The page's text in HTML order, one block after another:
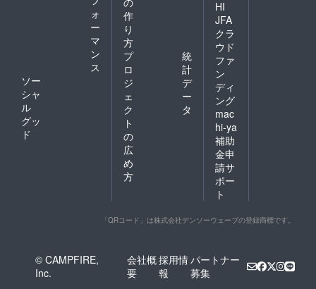
ォ
ー
マ
ン
ス
ソー
シャ
ル
グッ
ド
作
り
方
プ
ロ
ジ
ェ
ク
ト
の
広
め
方
統
計
デ
ー
タ
HI
JFA
クラ
ウド
ファ
ン
ディ
ング
mac
hi-ya
補助
金申
請サ
ポー
ト
「QRコード」は株式会社デンソーウェーブの登録商標です。
© CAMPFIRE,
Inc.
会社概
要
採用情
報
パートナー
募集